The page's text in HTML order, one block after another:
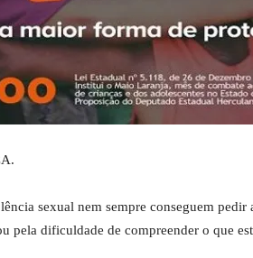
sexual nem sempre conseguem pedir
pela dificuldade de compreender o que